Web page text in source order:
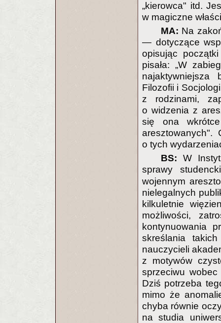
„kierowca" itd.
w magiczne
MA: Na
— dotyczące
opisując
pisała: „W
najaktywniejsza
Filozofii i
z rodzinami,
o widzenia z
się ona
o tych
BS: W
sprawy
wojennym
nielegalnych
kilkuletnie
możliwości,
kontynuowania
skreślania
nauczycieli
z motywów
sprzeciwu
Dziś potrzeba
mimo że
chyba równie
na studia